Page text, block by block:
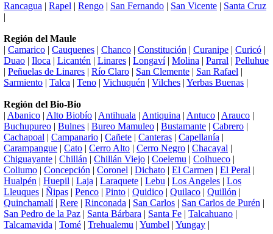
Rancagua | Rapel | Rengo | San Fernando | San Vicente | Santa Cruz
|
Región del Maule
| Camarico | Cauquenes | Chanco | Constitución | Curanipe | Curicó |
Duao | Iloca | Licantén | Linares | Longaví| Molina | Parral | Pelluhue
| Peñuelas de Linares | Río Claro | San Clemente | San Rafael |
Sarmiento | Talca | Teno | Vichuquén | Vilches | Yerbas Buenas |
Región del Bio-Bio
| Abanico | Alto Biobío | Antihuala | Antiquina | Antuco | Arauco |
Buchupureo | Bulnes | Bureo Mamuleo | Bustamante | Cabrero |
Cachapoal | Campanario | Cañete | Canteras | Capellanía |
Carampangue | Cato | Cerro Alto | Cerro Negro | Chacayal |
Chiguayante | Chillán | Chillán Viejo | Coelemu | Coihueco |
Coliumo | Concepción | Coronel | Dichato | El Carmen | El Peral |
Hualpén | Huepil | Laja | Laraquete | Lebu | Los Angeles | Los
Lleuques | Ñipas | Penco | Pinto | Quidico | Quilaco | Quillón |
Quinchamalí| Rere | Rinconada | San Carlos | San Carlos de Purén |
San Pedro de la Paz | Santa Bárbara | Santa Fe | Talcahuano |
Talcamavida | Tomé | Trehualemu | Yumbel | Yungay |